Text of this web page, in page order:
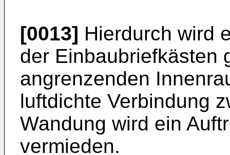
[0013] Hierdurch wird
der Einbaubriefkästen
angrenzenden
luftdichte Verbindung
Wandung wird ein
vermieden.